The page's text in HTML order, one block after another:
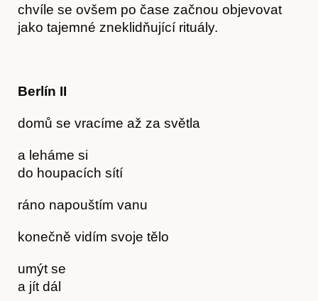
chvíle se ovšem po čase začnou objevovat
jako tajemné zneklidňující rituály.
Berlín II
domů se vracíme až za světla
a leháme si
do houpacích sítí
ráno napouštím vanu
konečně vidím svoje tělo
umýt se
a jít dál